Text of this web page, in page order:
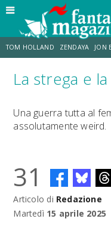
TOM HOLLAND ZENDAYA JON
STRANIMONDI LUCCA COMICS
ERIK SOMMERS TRAMELL
La strega e
Una guerra tutta al
assolutamente weird.
31
Articolo di Redazione
Martedì 15 aprile 2025